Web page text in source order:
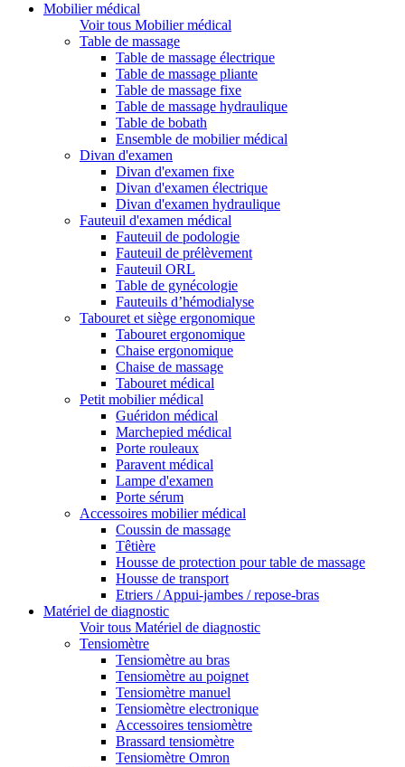
Mobilier médical
Voir tous Mobilier médical
Table de massage
Table de massage électrique
Table de massage pliante
Table de massage fixe
Table de massage hydraulique
Table de bobath
Ensemble de mobilier médical
Divan d'examen
Divan d'examen fixe
Divan d'examen électrique
Divan d'examen hydraulique
Fauteuil d'examen médical
Fauteuil de podologie
Fauteuil de prélèvement
Fauteuil ORL
Table de gynécologie
Fauteuils d’hémodialyse
Tabouret et siège ergonomique
Tabouret ergonomique
Chaise ergonomique
Chaise de massage
Tabouret médical
Petit mobilier médical
Guéridon médical
Marchepied médical
Porte rouleaux
Paravent médical
Lampe d'examen
Porte sérum
Accessoires mobilier médical
Coussin de massage
Têtière
Housse de protection pour table de massage
Housse de transport
Etriers / Appui-jambes / repose-bras
Matériel de diagnostic
Voir tous Matériel de diagnostic
Tensiomètre
Tensiomètre au bras
Tensiomètre au poignet
Tensiomètre manuel
Tensiomètre electronique
Accessoires tensiomètre
Brassard tensiomètre
Tensiomètre Omron